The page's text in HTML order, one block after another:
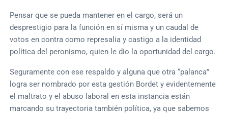
Pensar que se pueda mantener en el cargo, será un
desprestigio para la función en sí misma y un caudal de
votos en contra como represalia y castigo a la identidad
política del peronismo, quien le dio la oportunidad del cargo.
Seguramente con ese respaldo y alguna que otra “palanca”
logra ser nombrado por esta gestión Bordet y evidentemente
el maltrato y el abuso laboral en esta instancia están
marcando su trayectoria también política, ya que sabemos